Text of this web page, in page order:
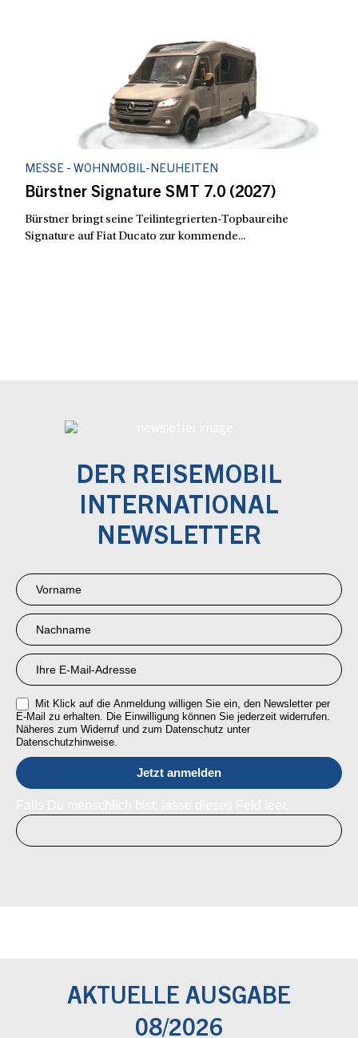
MESSE - WOHNMOBIL-NEUHEITEN
Bürstner Signature SMT 7.0 (2027)
Bürstner bringt seine Teilintegrierten-Topbaureihe
Signature auf Fiat Ducato zur kommende...
DER REISEMOBIL
INTERNATIONAL
NEWSLETTER
Newsletter
Anmeldung
RMI
Mit Klick auf die Anmeldung willigen Sie ein, den Newsletter per
E-Mail zu erhalten. Die Einwilligung können Sie jederzeit widerrufen.
Näheres zum Widerruf und zum Datenschutz unter
Datenschutzhinweise.
AKTUELLE AUSGABE
08/2026